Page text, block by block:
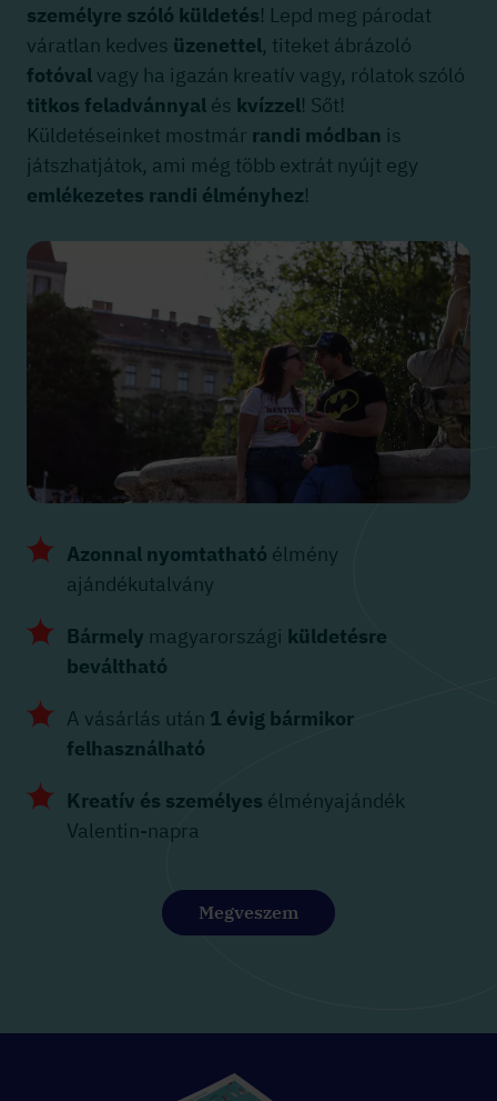
személyre szóló küldetés! Lepd meg párodat
váratlan kedves üzenettel, titeket ábrázoló
fotóval vagy ha igazán kreatív vagy, rólatok szóló
titkos feladvánnyal és kvízzel! Sőt!
Küldetéseinket mostmár randi módban is
játszhatjátok, ami még több extrát nyújt egy
emlékezetes randi élményhez!
Azonnal nyomtatható élmény
ajándékutalvány
Bármely magyarországi küldetésre
beváltható
A vásárlás után 1 évig bármikor
felhasználható
Kreatív és személyes élményajándék
Valentin-napra
Megveszem